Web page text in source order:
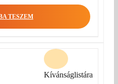
TESZEM
Kívánságlistára